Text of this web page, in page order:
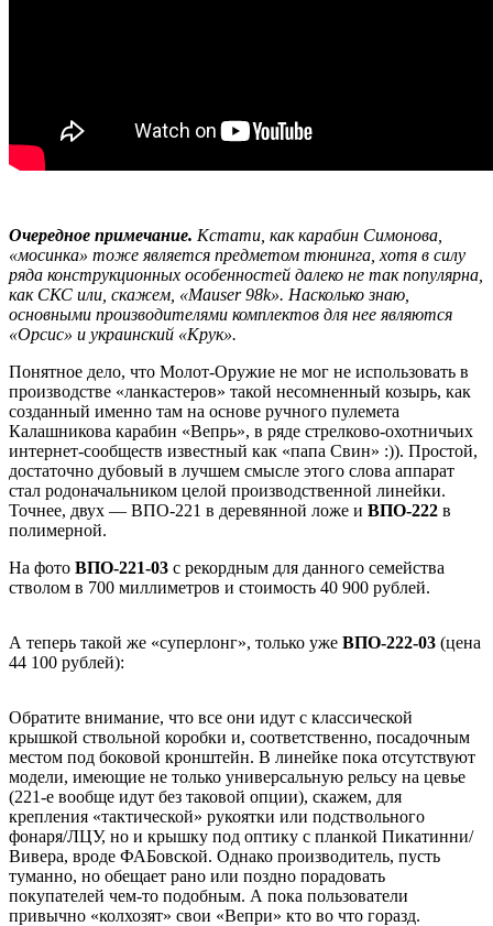
Очередное примечание. Кстати, как карабин Симонова,
«мосинка» тоже является предметом тюнинга, хотя в силу
ряда конструкционных особенностей далеко не так популярна,
как СКС или, скажем, «Mauser 98k». Насколько знаю,
основными производителями комплектов для нее являются
«Орсис» и украинский «Крук».
Понятное дело, что Молот-Оружие не мог не использовать в
производстве «ланкастеров» такой несомненный козырь, как
созданный именно там на основе ручного пулемета
Калашникова карабин «Вепрь», в ряде стрелково-охотничьих
интернет-сообществ известный как «папа Свин» :)). Простой,
достаточно дубовый в лучшем смысле этого слова аппарат
стал родоначальником целой производственной линейки.
Точнее, двух — ВПО-221 в деревянной ложе и ВПО-222 в
полимерной.
На фото ВПО-221-03 с рекордным для данного семейства
стволом в 700 миллиметров и стоимость 40 900 рублей.
А теперь такой же «суперлонг», только уже ВПО-222-03 (цена
44 100 рублей):
Обратите внимание, что все они идут с классической
крышкой ствольной коробки и, соответственно, посадочным
местом под боковой кронштейн. В линейке пока отсутствуют
модели, имеющие не только универсальную рельсу на цевье
(221-е вообще идут без таковой опции), скажем, для
крепления «тактической» рукоятки или подствольного
фонаря/ЛЦУ, но и крышку под оптику с планкой Пикатинни/
Вивера, вроде ФАБовской. Однако производитель, пусть
туманно, но обещает рано или поздно порадовать
покупателей чем-то подобным. А пока пользователи
привычно «колхозят» свои «Вепри» кто во что горазд.